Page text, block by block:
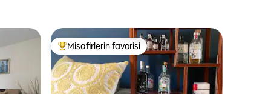
Misafirlerin favorilerinden en beğenilenler arasında
Misafirlerin favorisi